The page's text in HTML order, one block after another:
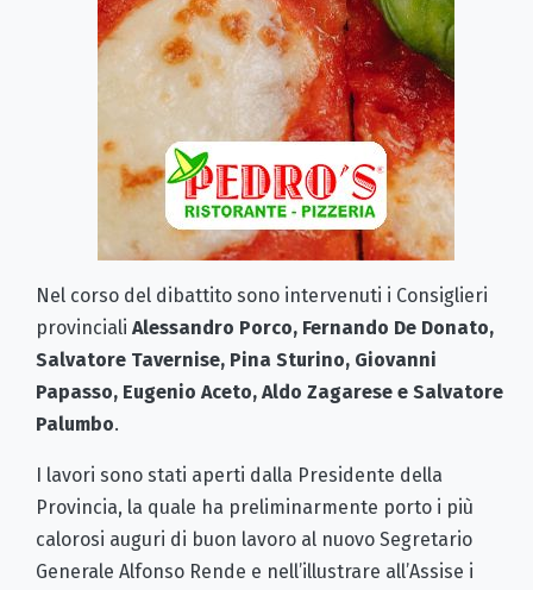
Nel corso del dibattito sono intervenuti i Consiglieri
provinciali Alessandro Porco, Fernando De Donato,
Salvatore Tavernise, Pina Sturino, Giovanni
Papasso, Eugenio Aceto, Aldo Zagarese e Salvatore
Palumbo.
I lavori sono stati aperti dalla Presidente della
Provincia, la quale ha preliminarmente porto i più
calorosi auguri di buon lavoro al nuovo Segretario
Generale Alfonso Rende e nell’illustrare all’Assise i